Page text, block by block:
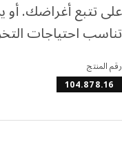
تتبع أغراضك. أو
احتياجات